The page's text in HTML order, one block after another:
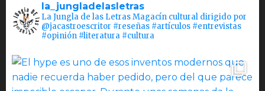
la_jungladelasletras
La Jungla de las Letras Magacín cultural dirigido por
@jacastroescritor #reseñas #artículos #entrevistas
#opinión #literatura #cultura